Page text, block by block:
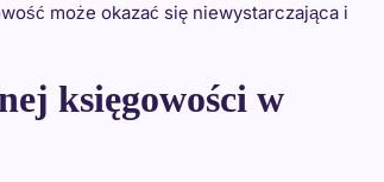
może okazać się niewystarczająca i
księgowości w